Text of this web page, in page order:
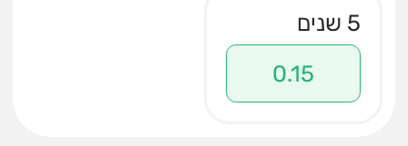
5 שנים
0.15